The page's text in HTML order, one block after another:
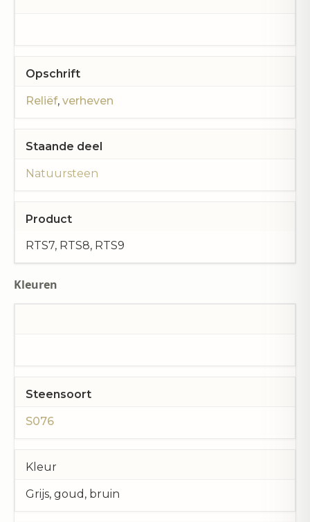
Opschrift
Reliëf, verheven
Staande deel
Natuursteen
Product
RTS7, RTS8, RTS9
Kleuren
Steensoort
S076
Kleur
Grijs, goud, bruin